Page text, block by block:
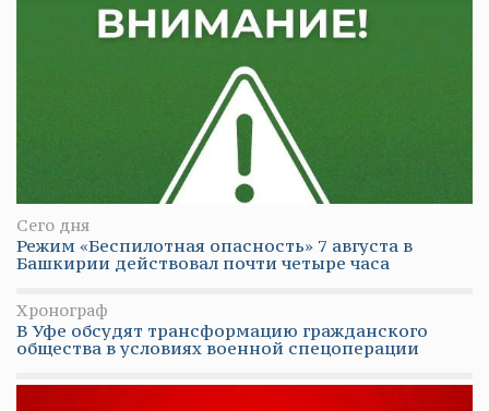
Сего дня
Режим «Беспилотная опасность» 7 августа в
Башкирии действовал почти четыре часа
Хронограф
В Уфе обсудят трансформацию гражданского
общества в условиях военной спецоперации